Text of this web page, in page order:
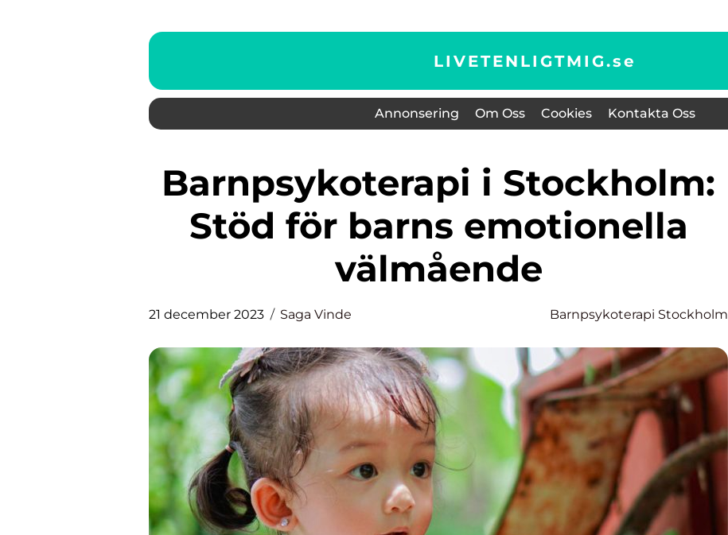
LIVETENLIGTMIG.se
Annonsering Om Oss Cookies Kontakta Oss
Barnpsykoterapi i Stockholm:
Stöd för barns emotionella
välmående
21 december 2023 Saga Vinde Barnpsykoterapi Stockholm